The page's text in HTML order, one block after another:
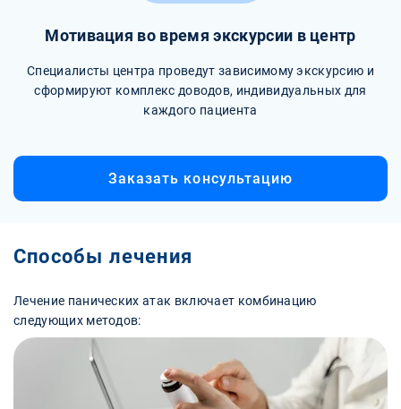
Мотивация во время экскурсии в центр
Специалисты центра проведут зависимому экскурсию и
сформируют комплекс доводов, индивидуальных для
каждого пациента
Заказать консультацию
Способы лечения
Лечение панических атак включает комбинацию
следующих методов: